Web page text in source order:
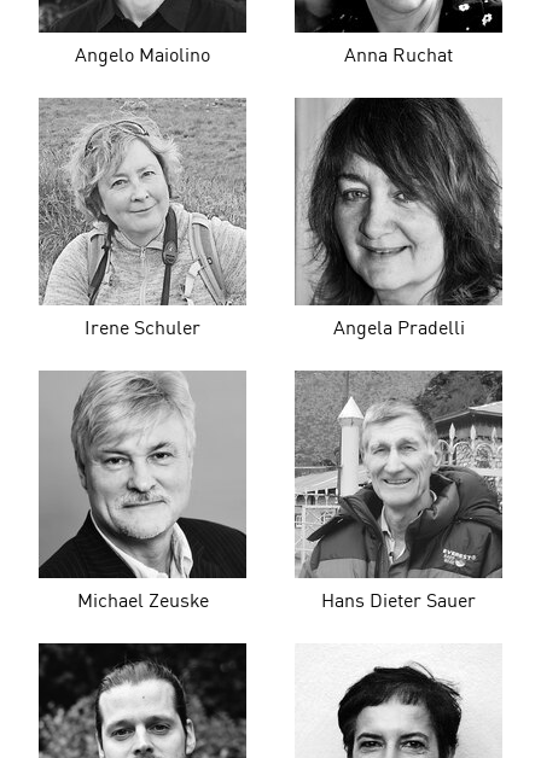
Angelo Maiolino Anna Ruchat
Irene Schuler Angela Pradelli
Michael Zeuske Hans Dieter Sauer